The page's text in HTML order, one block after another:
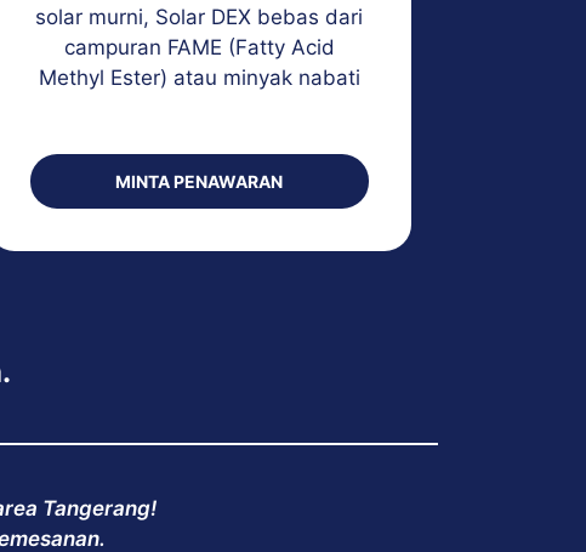
solar murni, Solar DEX bebas dari
campuran FAME (Fatty Acid
Methyl Ester) atau minyak nabati
MINTA PENAWARAN
Tangerang!